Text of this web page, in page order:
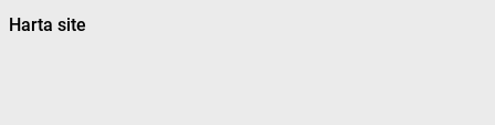
Harta site